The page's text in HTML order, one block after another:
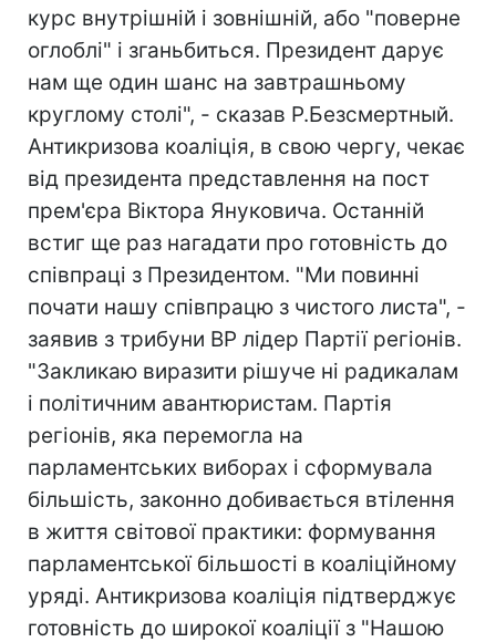
курс внутрішній і зовнішній, або "поверне
оглоблі" і зганьбиться. Президент дарує
нам ще один шанс на завтрашньому
круглому столі", - сказав Р.Безсмертный.
Антикризова коаліція, в свою чергу, чекає
від президента представлення на пост
прем'єра Віктора Януковича. Останній
встиг ще раз нагадати про готовність до
співпраці з Президентом. "Ми повинні
почати нашу співпрацю з чистого листа", -
заявив з трибуни ВР лідер Партії регіонів.
"Закликаю виразити рішуче ні радикалам
і політичним авантюристам. Партія
регіонів, яка перемогла на
парламентських виборах і сформувала
більшість, законно добивається втілення
в життя світової практики: формування
парламентської більшості в коаліційному
уряді. Антикризова коаліція підтверджує
готовність до широкої коаліції з "Нашою